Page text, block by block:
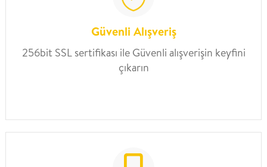
Güvenli Alışveriş
256bit SSL sertifikası ile Güvenli alışverişin keyfini
çıkarın